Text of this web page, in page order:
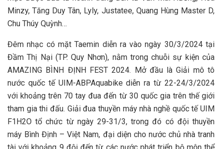
Minzy, Tăng Duy Tân, Lyly, Justatee, Quang Hùng Master D,
Chu Thúy Quỳnh…
Đêm nhạc có mặt Taemin diễn ra vào ngày 30/3/2024 tại
Đầm Thị Nại (TP. Quy Nhơn), nằm trong chuỗi sự kiện của
AMAZING BÌNH ĐỊNH FEST 2024. Mở đầu là Giải mô tô
nước quốc tế UIM-ABPAquabike diễn ra từ 22-24/3/2024
với khoảng trên 70 tay đua đến từ 30 quốc gia trên thế giới
tham gia thi đấu. Giải đua thuyền máy nhà nghề quốc tế UIM
F1H2O tổ chức từ ngày 29-31/3, trong đó có đội thuyền
máy Bình Định – Việt Nam, đại diện cho nước chủ nhà tranh